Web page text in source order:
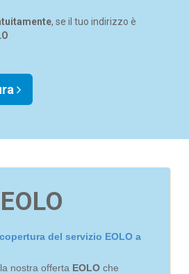
, se il tuo indirizzo è
del servizio EOLO a
nostra offerta EOLO che